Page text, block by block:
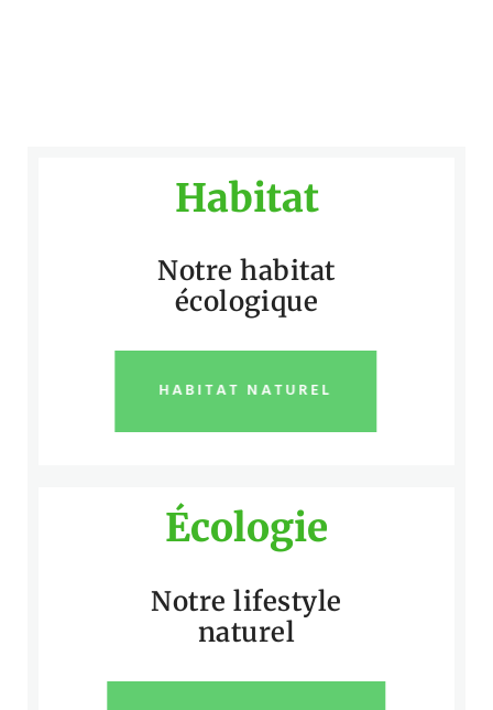
Habitat
Notre habitat
écologique
HABITAT NATUREL
Écologie
Notre lifestyle
naturel